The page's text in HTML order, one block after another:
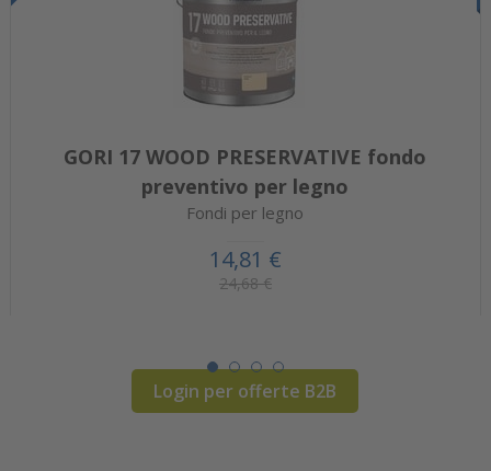
GORI 17 WOOD PRESERVATIVE fondo
preventivo per legno
Fondi per legno
14,81 €
24,68 €
Login per offerte B2B